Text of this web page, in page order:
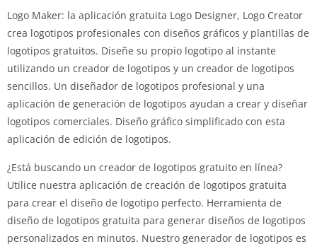
Logo Maker: la aplicación gratuita Logo Designer, Logo Creator
crea logotipos profesionales con diseños gráficos y plantillas de
logotipos gratuitos. Diseñe su propio logotipo al instante
utilizando un creador de logotipos y un creador de logotipos
sencillos. Un diseñador de logotipos profesional y una
aplicación de generación de logotipos ayudan a crear y diseñar
logotipos comerciales. Diseño gráfico simplificado con esta
aplicación de edición de logotipos.
¿Está buscando un creador de logotipos gratuito en línea?
Utilice nuestra aplicación de creación de logotipos gratuita
para crear el diseño de logotipo perfecto. Herramienta de
diseño de logotipos gratuita para generar diseños de logotipos
personalizados en minutos. Nuestro generador de logotipos es